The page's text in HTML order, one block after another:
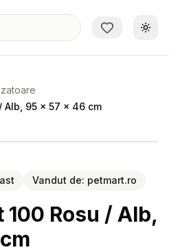
Alb, 95 x 57 x 46 cm
Vandut de: petmart.ro
100 Rosu / Alb,